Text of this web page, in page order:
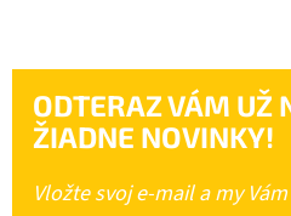
ODTERAZ VÁM UŽ
ŽIADNE NOVINKY!
Vložte svoj e-mail a my